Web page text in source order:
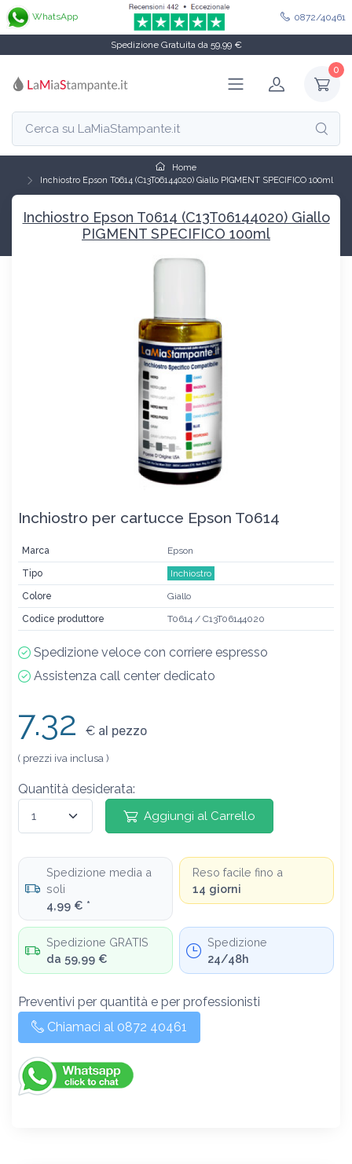
WhatsApp 0872/40461
Spedizione Gratuita da 59,99 €
0
Home
Inchiostro Epson T0614 (C13T06144020) Giallo PIGMENT SPECIFICO 100ml
Inchiostro Epson T0614 (C13T06144020) Giallo
PIGMENT SPECIFICO 100ml
Inchiostro per cartucce Epson T0614
Marca Epson
Tipo Inchiostro
Colore Giallo
Codice produttore T0614 / C13T06144020
Spedizione veloce con corriere espresso
Assistenza call center dedicato
7.32 € al pezzo
( prezzi iva inclusa )
Quantità desiderata:
Aggiungi al Carrello
Spedizione media a
soli
4,99 € *
Reso facile fino a
14 giorni
Spedizione GRATIS
da 59,99 €
Spedizione
24/48h
Preventivi per quantità e per professionisti
Chiamaci al 0872 40461